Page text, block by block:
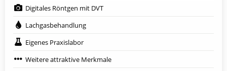
Digitales Röntgen mit DVT
Lachgasbehandlung
Eigenes Praxislabor
Weitere attraktive Merkmale